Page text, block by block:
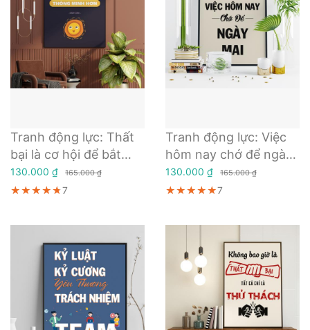
Tranh động lực: Thất
bại là cơ hội để bắt
đầu lại một cách
thông minh hơn
130.000 ₫ 165.000 ₫
★★★★★
★★★★★
★★★★★7
Tranh động lực: Việc
hôm nay chớ để ngày
mai
130.000 ₫ 165.000 ₫
★★★★★
★★★★★
★★★★★7